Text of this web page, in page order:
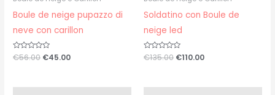
Boule de neige pupazzo di
neve con carillon
Valutato
0
€56.00 €45.00
Soldatino con Boule de
neige led
Valutato
0
€135.00 €110.00